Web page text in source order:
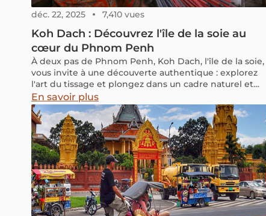
déc. 22, 2025 7,410 vues
Koh Dach : Découvrez l'île de la soie au
cœur du Phnom Penh
À deux pas de Phnom Penh, Koh Dach, l'île de la soie,
vous invite à une découverte authentique : explorez
l'art du tissage et plongez dans un cadre naturel et
paisible
En savoir plus